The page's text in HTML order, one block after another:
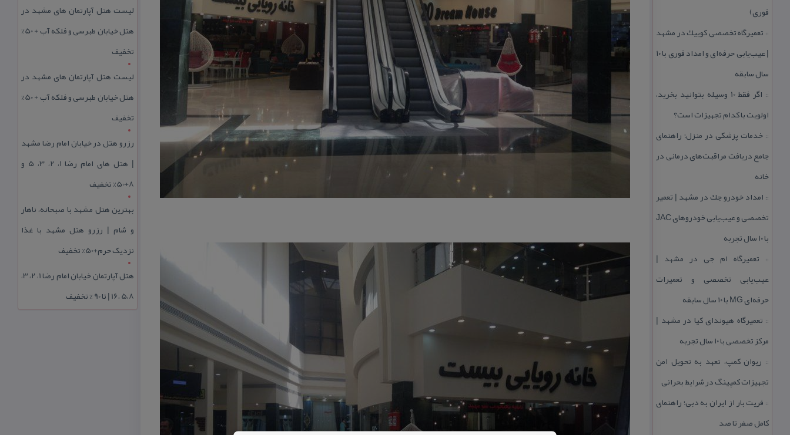
فوری)
:: تعمیرگاه تخصصی كوییك در مشهد
| عیب‌یابی حرفه‌ای و امداد فوری با ۱۰
سال سابقه
::
اگر فقط 10 وسیله بتوانید بخرید،
اولویت با كدام تجهیزات است؟
:: خدمات پزشكی در منزل؛ راهنمای
جامع دریافت مراقبت‌های درمانی در
خانه
:: امداد خودرو جك در مشهد | تعمیر
تخصصی و عیب‌یابی خودروهای JAC
با ۱۰ سال تجربه
:: تعمیرگاه ام جی در مشهد |
عیب‌یابی تخصصی و تعمیرات
حرفه‌ای MG با ۱۰ سال سابقه
:: تعمیرگاه هیوندای كیا در مشهد |
مركز تخصصی با ۱۰ سال تجربه
:: ریوان كمپ، تعهد به تحویل امن
تجهیزات كمپینگ در شرایط بحرانی
:: فریت بار از ایران به دبی؛ راهنمای
كامل صفر تا صد
لیست هتل آپارتمان های مشهد در
هتل خیابان طبرسی و فلکه آب + 50%
تخفیف
لیست هتل آپارتمان های مشهد در
هتل خیابان طبرسی و فلکه آب + 50%
تخفیف
رزرو هتل در خیابان امام رضا مشهد
| هتل‌ های امام رضا 1، 2، 3، 5 و
8+50% تخفیف
بهترین هتل مشهد با صبحانه، ناهار
و شام | رزرو هتل مشهد با غذا
نزدیک حرم+50% تخفیف
هتل آپارتمان خیابان امام رضا 1، 2، 3،
5،8 ،16 | تا 90 % تخفیف